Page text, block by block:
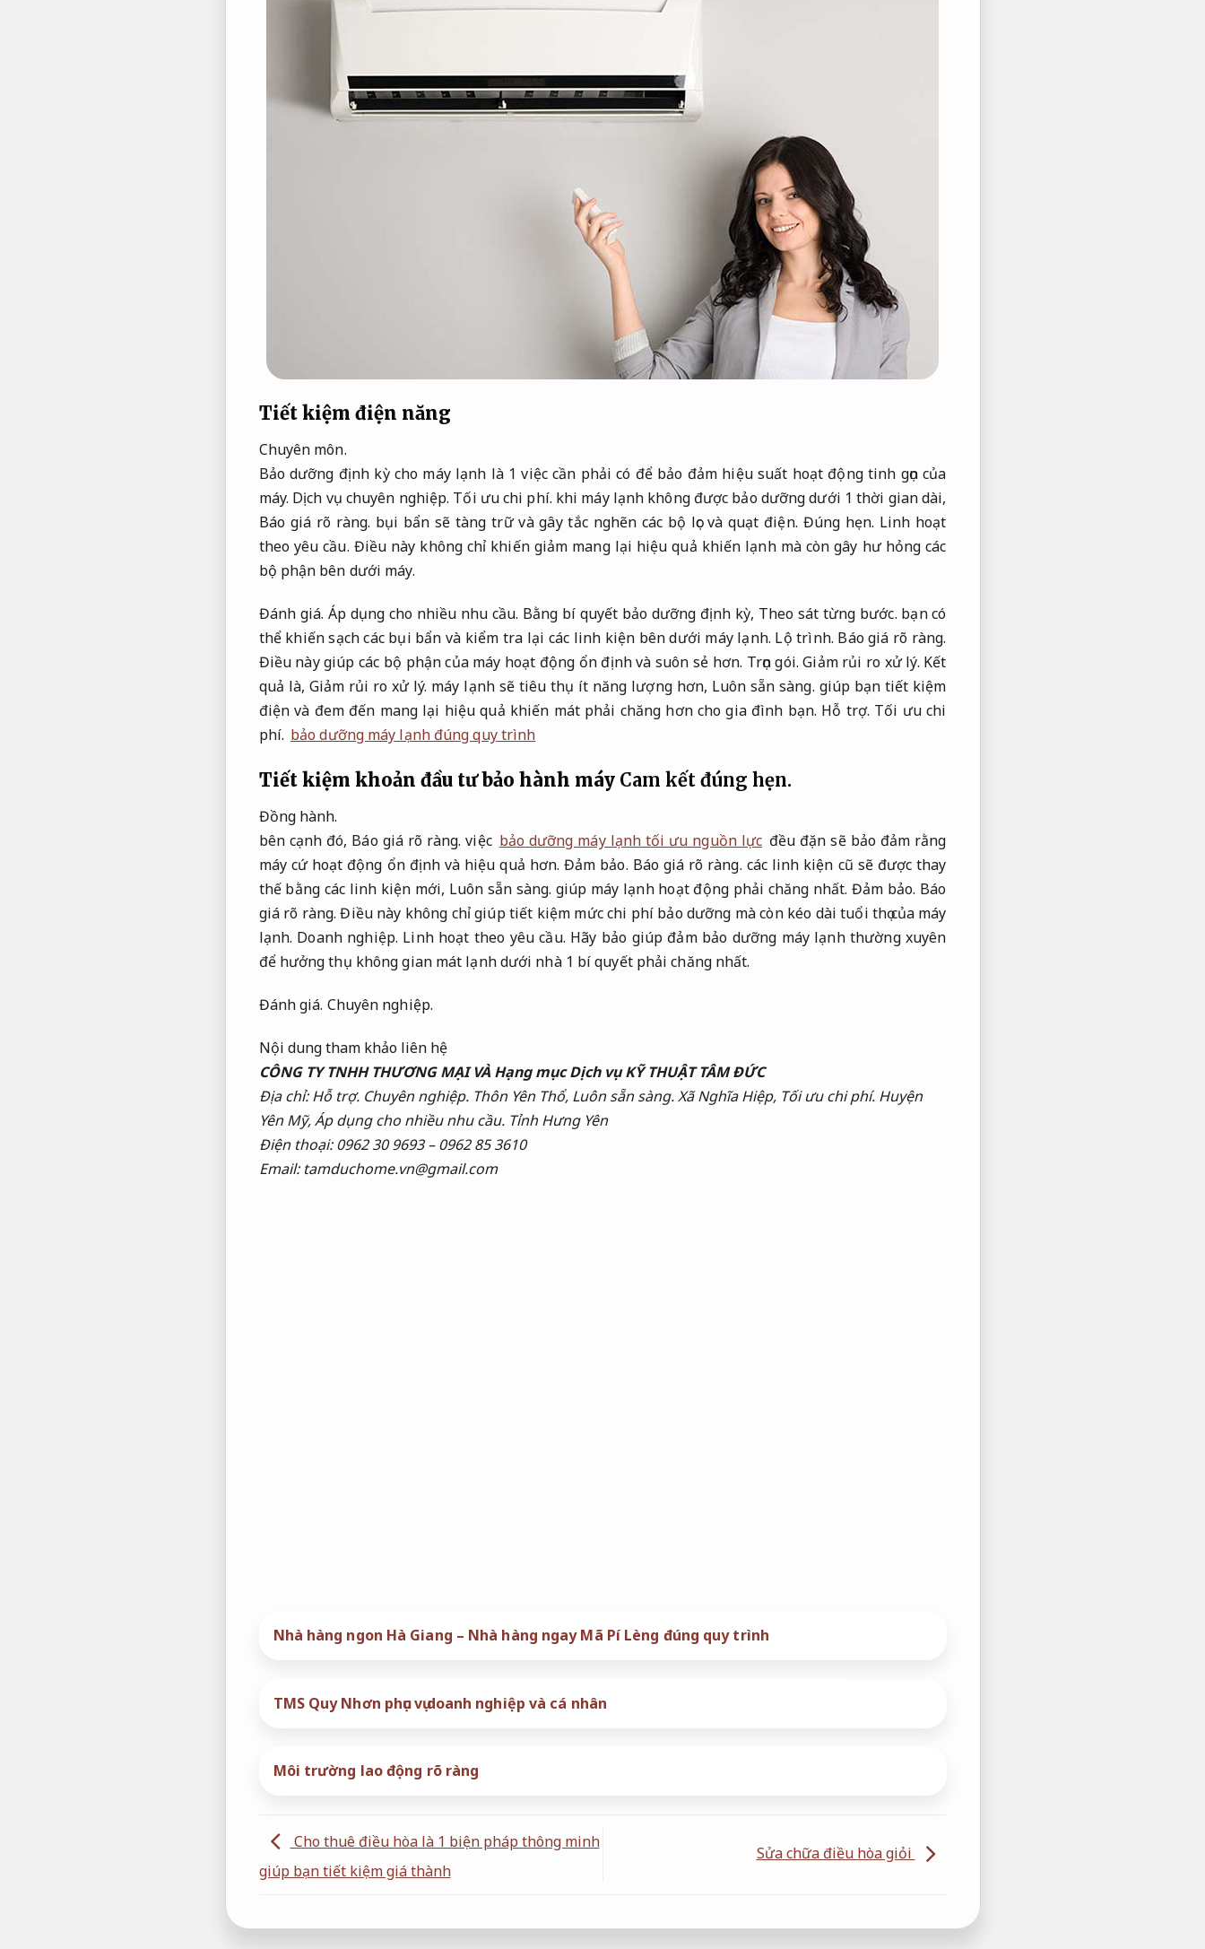
Tiết kiệm điện năng
Chuyên môn.
Bảo dưỡng định kỳ cho máy lạnh là 1 việc cần phải có để bảo đảm hiệu suất hoạt động tinh gọn của
máy. Dịch vụ chuyên nghiệp. Tối ưu chi phí. khi máy lạnh không được bảo dưỡng dưới 1 thời gian dài,
Báo giá rõ ràng. bụi bẩn sẽ tàng trữ và gây tắc nghẽn các bộ lọc và quạt điện. Đúng hẹn. Linh hoạt
theo yêu cầu. Điều này không chỉ khiến giảm mang lại hiệu quả khiến lạnh mà còn gây hư hỏng các
bộ phận bên dưới máy.
Đánh giá. Áp dụng cho nhiều nhu cầu. Bằng bí quyết bảo dưỡng định kỳ, Theo sát từng bước. bạn có
thể khiến sạch các bụi bẩn và kiểm tra lại các linh kiện bên dưới máy lạnh. Lộ trình. Báo giá rõ ràng.
Điều này giúp các bộ phận của máy hoạt động ổn định và suôn sẻ hơn. Trọn gói. Giảm rủi ro xử lý. Kết
quả là, Giảm rủi ro xử lý. máy lạnh sẽ tiêu thụ ít năng lượng hơn, Luôn sẵn sàng. giúp bạn tiết kiệm
điện và đem đến mang lại hiệu quả khiến mát phải chăng hơn cho gia đình bạn. Hỗ trợ. Tối ưu chi
phí. bảo dưỡng máy lạnh đúng quy trình
Tiết kiệm khoản đầu tư bảo hành máy Cam kết đúng hẹn.
Đồng hành.
bên cạnh đó, Báo giá rõ ràng. việc bảo dưỡng máy lạnh tối ưu nguồn lực đều đặn sẽ bảo đảm rằng
máy cứ hoạt động ổn định và hiệu quả hơn.Đảm bảo. Báo giá rõ ràng. các linh kiện cũ sẽ được thay
thế bằng các linh kiện mới, Luôn sẵn sàng. giúp máy lạnh hoạt động phải chăng nhất.Đảm bảo. Báo
giá rõ ràng. Điều này không chỉ giúp tiết kiệm mức chi phí bảo dưỡng mà còn kéo dài tuổi thọ của máy
lạnh. Doanh nghiệp. Linh hoạt theo yêu cầu. Hãy bảo giúp đảm bảo dưỡng máy lạnh thường xuyên
để hưởng thụ không gian mát lạnh dưới nhà 1 bí quyết phải chăng nhất.
Đánh giá. Chuyên nghiệp.
Nội dung tham khảo liên hệ
CÔNG TY TNHH THƯƠNG MẠI VÀ Hạng mục Dịch vụ KỸ THUẬT TÂM ĐỨC
Địa chỉ:Hỗ trợ. Chuyên nghiệp.Thôn Yên Thổ, Luôn sẵn sàng.Xã Nghĩa Hiệp, Tối ưu chi phí.Huyện
Yên Mỹ,Áp dụng cho nhiều nhu cầu.Tỉnh Hưng Yên
Điện thoại: 0962 30 9693 – 0962 85 3610
Email: tamduchome.vn@gmail.com
Nhà hàng ngon Hà Giang – Nhà hàng ngay Mã Pí Lèng đúng quy trình
TMS Quy Nhơn phục vụ doanh nghiệp và cá nhân
Môi trường lao động rõ ràng
Cho thuê điều hòa là 1 biện pháp thông minh
giúp bạn tiết kiệm giá thành
Sửa chữa điều hòa giỏi